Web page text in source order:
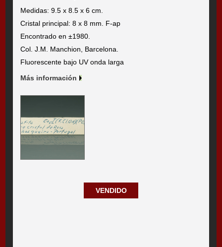
Medidas: 9.5 x 8.5 x 6 cm.
Cristal principal: 8 x 8 mm. F-ap
Encontrado en ±1980.
Col. J.M. Manchion, Barcelona.
Fluorescente bajo UV onda larga
Más información
VENDIDO